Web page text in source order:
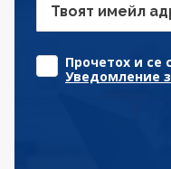
Твоят имейл
Прочетох и се
Уведомление